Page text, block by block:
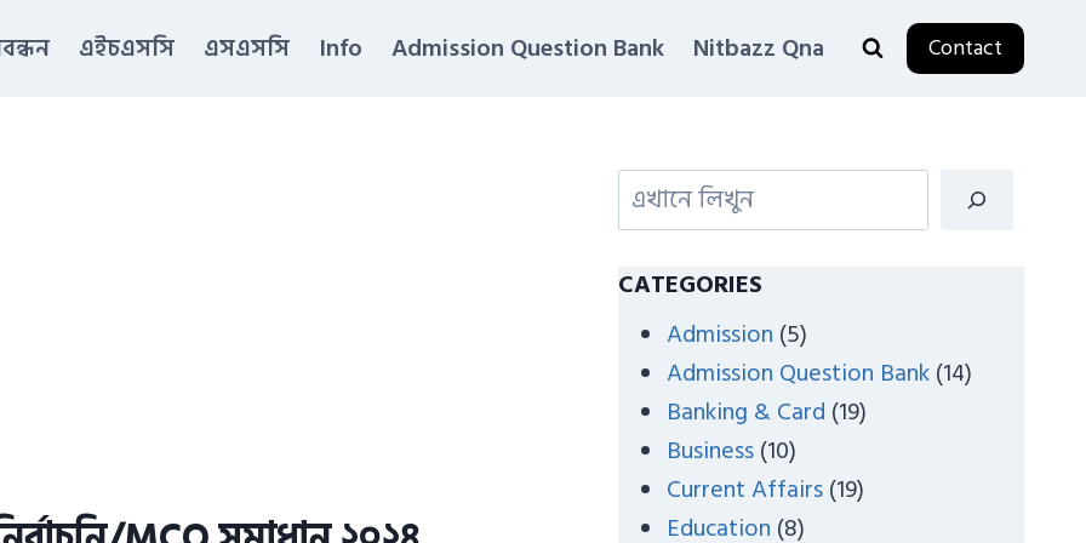
এইচএসসি এসএসসি Info Admission Question Bank Nitbazz Qna Contact
e
h
CATEGORIES
Admission (5)
Admission Question Bank(14)
Banking & Card (19)
Business(10)
Current Affairs(19)
Education (8)